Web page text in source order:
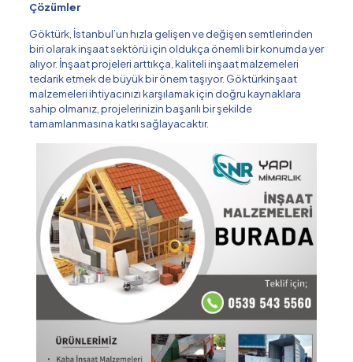
Çözümler
Göktürk, İstanbul’un hızla gelişen ve değişen semtlerinden
biri olarak inşaat sektörü için oldukça önemli bir konumda yer
alıyor. İnşaat projeleri arttıkça, kaliteli inşaat malzemeleri
tedarik etmek de büyük bir önem taşıyor. Göktürkinşaat
malzemeleri ihtiyacınızı karşılamak için doğru kaynaklara
sahip olmanız, projelerinizin başarılı bir şekilde
tamamlanmasına katkı sağlayacaktır.